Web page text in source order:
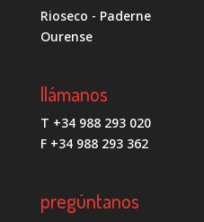
Rioseco - Paderne
Ourense
llámanos
T +34 988 293 020
F +34 988 293 362
pregúntanos